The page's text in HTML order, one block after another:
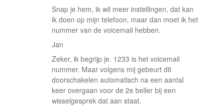
Snap je hem, ik wil meer instellingen, dat kan
ik doen op mijn telefoon, maar dan moet ik het
nummer van de voicemail hebben.
Jan
Zeker, ik begrijp je. 1233 is het voicemail
nummer. Maar volgens mij gebeurt dit
doorschakelen automatisch na een aantal
keer overgaan voor de 2e beller bij een
wisselgesprek dat aan staat.